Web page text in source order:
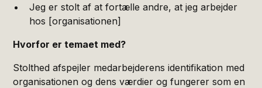
Jeg er stolt af at fortælle andre, at jeg arbejder
hos [organisationen]
Hvorfor er temaet med?
Stolthed afspejler medarbejderens identifikation med
organisationen og dens værdier og fungerer som en